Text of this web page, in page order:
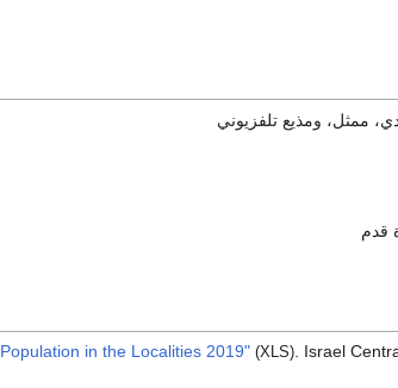
(XLS) . Israel